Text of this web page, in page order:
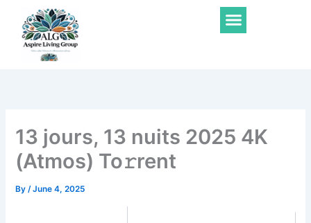
content
Menu
13 jours, 13 nuits 2025 4K
(Atmos) To𝚛rent
By/June 4, 2025